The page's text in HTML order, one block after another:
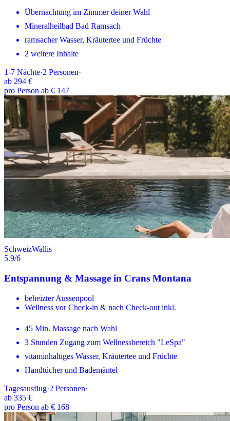
Übernachtung im Zimmer deiner Wahl
Mineralheilbad Bad Ramsach
ramsacher Wasser, Kräutertee und Früchte
2 weitere Inhalte
1-7 Nächte·2 Personen·
ab 294 €
pro Person ab € 147
SchweizWallis
5.9/6
Entspannung & Massage in Crans Montana
beheizter Aussenpool
Wellness vor Check-in & nach Check-out inkl.
45 Min. Massage nach Wahl
3 Stunden Zugang zum Wellnessbereich "LeSpa"
vitaminhaltiges Wasser, Kräutertee und Früchte
Handtücher und Bademäntel
Tagesausflug·2 Personen·
ab 335 €
pro Person ab € 168